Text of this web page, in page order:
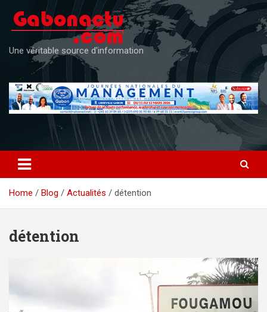
content
Une véritable source d'information
Home Blog Actualités détention
détention